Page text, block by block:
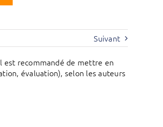
Suivant
est recommandé de mettre en
évaluation), selon les auteurs